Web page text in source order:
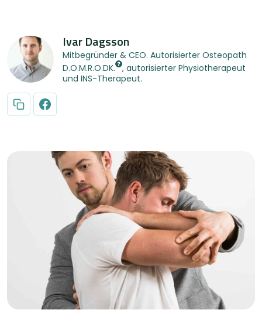
Ivar Dagsson
Mitbegründer & CEO. Autorisierter Osteopath
D.O.M.R.O.DK.
, autorisierter Physiotherapeut
und INS-Therapeut.